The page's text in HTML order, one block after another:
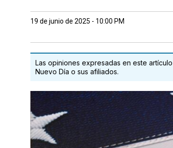
19 de junio de 2025 - 10:00 PM
Las opiniones expresadas en este
Nuevo Día o sus afiliados.